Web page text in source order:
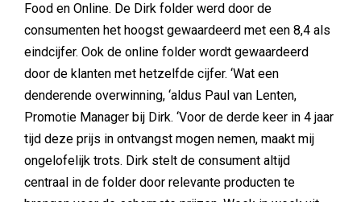
Food en Online. De Dirk folder werd door de
consumenten het hoogst gewaardeerd met een 8,4 als
eindcijfer. Ook de online folder wordt gewaardeerd
door de klanten met hetzelfde cijfer. ‘Wat een
denderende overwinning, ‘aldus Paul van Lenten,
Promotie Manager bij Dirk. ‘Voor de derde keer in 4 jaar
tijd deze prijs in ontvangst mogen nemen, maakt mij
ongelofelijk trots. Dirk stelt de consument altijd
centraal in de folder door relevante producten te